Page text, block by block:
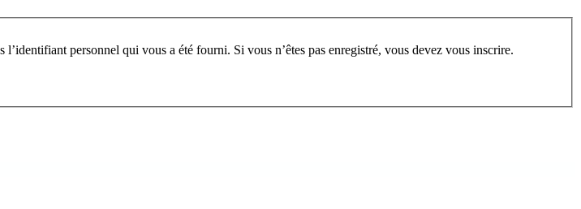
Pour participer à ce forum, vous devez vous enregistrer au préalable. Merci d’indiquer ci-dessous l’identifiant personnel qui vous a été fourni. Si vous n’êtes pas enregistré, vous devez vous inscrire.